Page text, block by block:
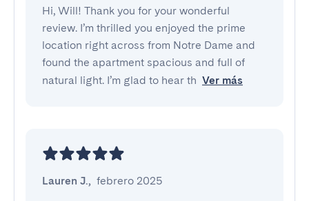
Hi, Will! Thank you for your wonderful
review. I’m thrilled you enjoyed the prime
location right across from Notre Dame and
found the apartment spacious and full of
natural light. I’m glad to hear th Ver más
Lauren J., febrero 2025